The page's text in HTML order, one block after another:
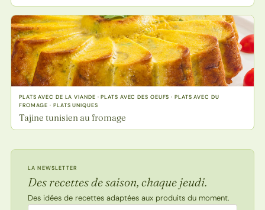
PLATS AVEC DE LA VIANDE · PLATS AVEC DES OEUFS · PLATS AVEC DU
FROMAGE · PLATS UNIQUES
Tajine tunisien au fromage
LA NEWSLETTER
Des recettes de saison, chaque jeudi.
Des idées de recettes adaptées aux produits du moment.